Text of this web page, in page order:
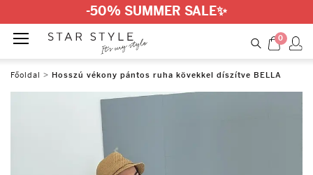
-50% SUMMER SALE✨
0
Főoldal > Hosszú vékony pántos ruha kövekkel díszítve BELLA